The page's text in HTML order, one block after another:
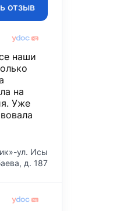
отзыв
наши
на
Уже
ул. Исы
д. 187